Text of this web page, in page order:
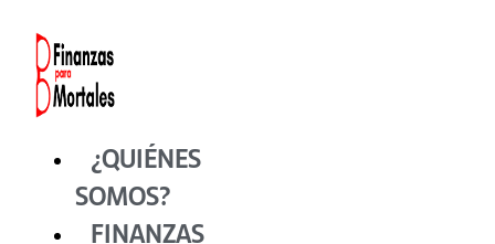
contenido
¿QUIÉNES
SOMOS?
FINANZAS